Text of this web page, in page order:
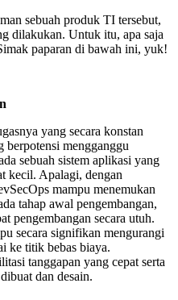
sebuah produk TI tersebut,
dilakukan. Untuk itu, apa saja
paparan di bawah ini, yuk!
yang secara konstan
berpotensi mengganggu
sebuah sistem aplikasi yang
kecil. Apalagi, dengan
mampu menemukan
tahap awal pengembangan,
pengembangan secara utuh.
secara signifikan mengurangi
ke titik bebas biaya.
tanggapan yang cepat serta
dan desain.